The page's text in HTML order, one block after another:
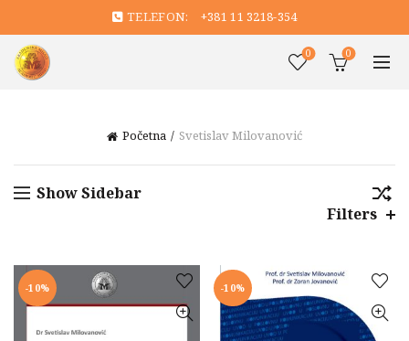
TELEFON: +381 11 3218-354
0 0
Početna Svetislav Milovanović
Show Sidebar
Filters
-10% -10%